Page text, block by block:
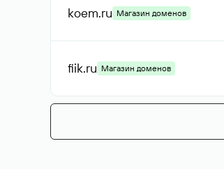
koem.ru Магазин доменов
fiik.ru Магазин доменов